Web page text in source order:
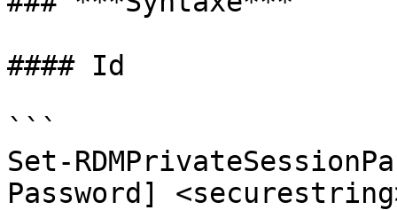
#### Id
```
Set-
Password]